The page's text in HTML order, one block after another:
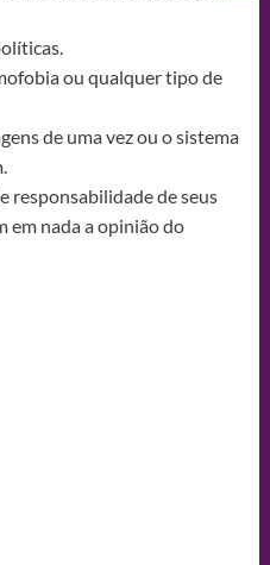
ou qualquer tipo de
de uma vez ou o sistema
responsabilidade de seus
em nada a opinião do